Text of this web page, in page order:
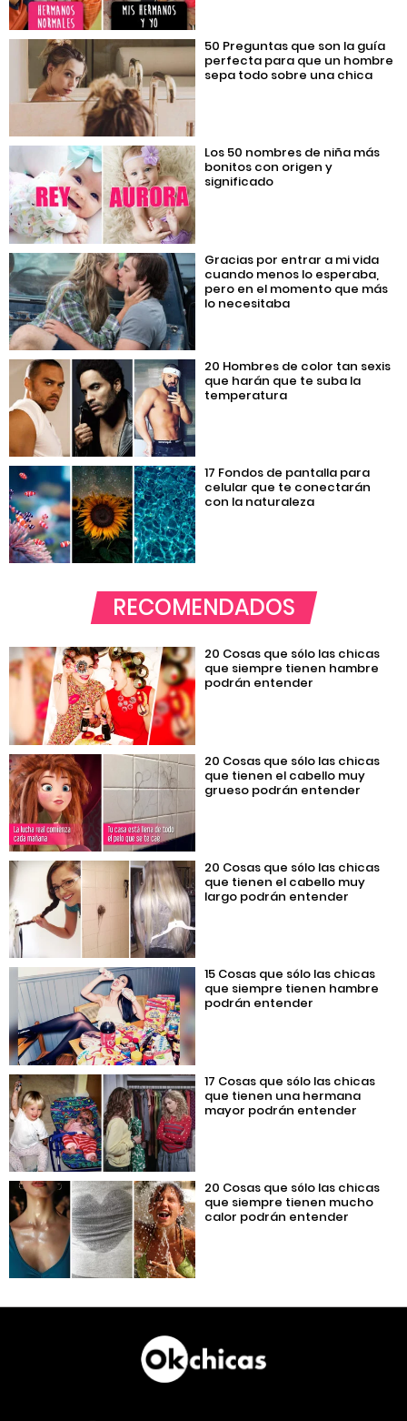
50 Preguntas que son la guía
perfecta para que un hombre
sepa todo sobre una chica
Los 50 nombres de niña más
bonitos con origen y
significado
Gracias por entrar a mi vida
cuando menos lo esperaba,
pero en el momento que más
lo necesitaba
20 Hombres de color tan sexis
que harán que te suba la
temperatura
17 Fondos de pantalla para
celular que te conectarán
con la naturaleza
RECOMENDADOS
20 Cosas que sólo las chicas
que siempre tienen hambre
podrán entender
20 Cosas que sólo las chicas
que tienen el cabello muy
grueso podrán entender
20 Cosas que sólo las chicas
que tienen el cabello muy
largo podrán entender
15 Cosas que sólo las chicas
que siempre tienen hambre
podrán entender
17 Cosas que sólo las chicas
que tienen una hermana
mayor podrán entender
20 Cosas que sólo las chicas
que siempre tienen mucho
calor podrán entender